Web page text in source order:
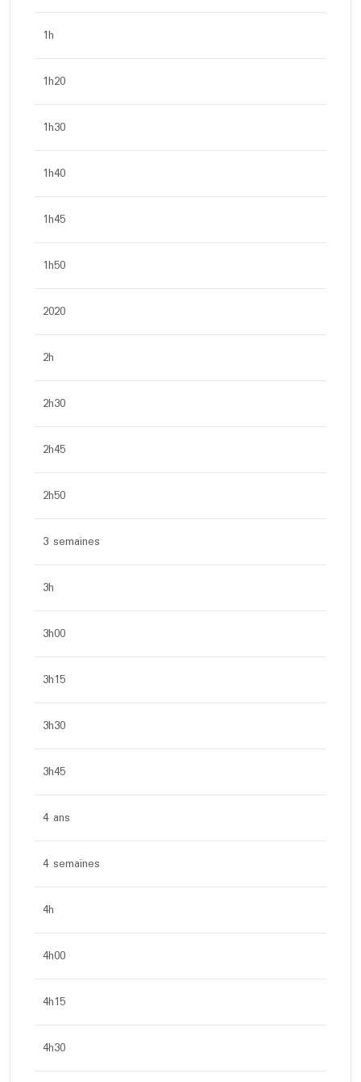
1h
1h20
1h30
1h40
1h45
1h50
2020
2h
2h30
2h45
2h50
3 semaines
3h
3h00
3h15
3h30
3h45
4 ans
4 semaines
4h
4h00
4h15
4h30